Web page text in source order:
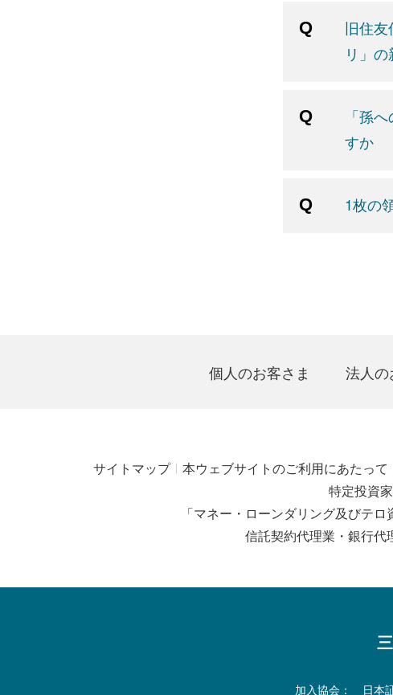
旧住
リ」
「孫
すか
1枚の
個人のお客さま 法人の
サイトマップ 本ウェブサイトのご利用にあたって
特定投資
「マネー・ローンダリング及びテ
信託契約代理業・銀行代
加入協会： 日本